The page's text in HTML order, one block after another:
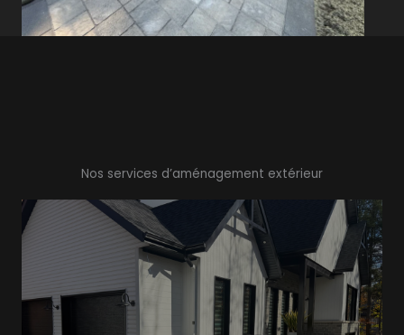
Nos services d’aménagement extérieur